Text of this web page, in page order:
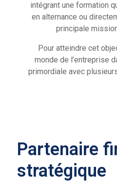
intégrant une formation
en alternance ou
principale mission
Pour atteindre cet
monde de l’entreprise
primordiale avec
Partenaire
stratégique